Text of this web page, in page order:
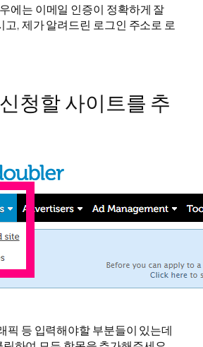
에는 이메일 인증이 정확하게 잘
, 제가 알려드린 로그인 주소로 로
청할 사이트를 추
픽 등 입력해야할 부분들이 있는데